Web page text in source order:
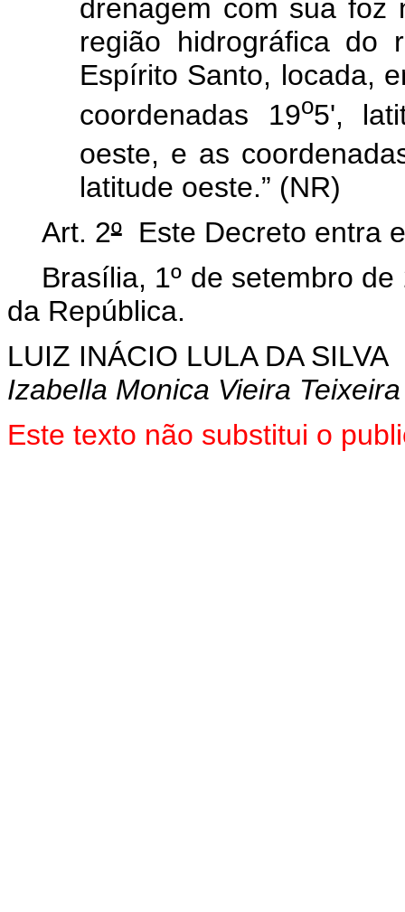
drenagem com sua foz
região hidrográfica do
Espírito Santo, locada,
coordenadas 19o5',
oeste, e as
latitude oeste.” (NR)
Art. 2ºEste Decreto entra
Brasília, 1º de setembro
da República.
LUIZ INÁCIO LULA DA SILVA
Izabella Monica Vieira Teixeira
Este texto não substitui o